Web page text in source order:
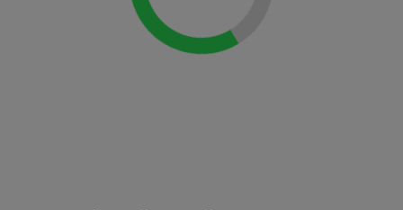
Loading...